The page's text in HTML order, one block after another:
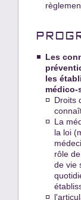
Les
les
médico-
Droits
La
la loi
rôle
de vie